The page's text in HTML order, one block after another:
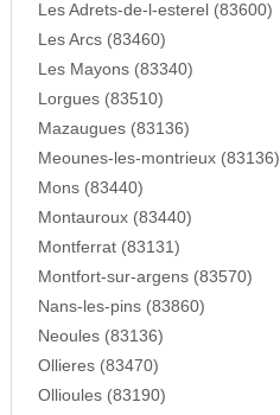
Les Adrets-de-l-esterel (83600)
Les Arcs (83460)
Les Mayons (83340)
Lorgues (83510)
Mazaugues (83136)
Meounes-les-montrieux (83136)
Mons (83440)
Montauroux (83440)
Montferrat (83131)
Montfort-sur-argens (83570)
Nans-les-pins (83860)
Neoules (83136)
Ollieres (83470)
Ollioules (83190)